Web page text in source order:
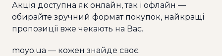
Акція доступна як онлайн, так і офлайн —
обирайте зручний формат покупок, найкращі
пропозиції вже чекають на Вас.
moyo.ua — кожен знайде своє.